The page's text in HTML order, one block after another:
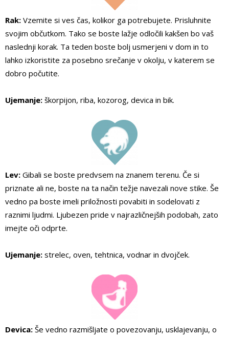
Rak: Vzemite si ves čas, kolikor ga potrebujete. Prisluhnite
svojim občutkom. Tako se boste lažje odločili kakšen bo vaš
naslednji korak. Ta teden boste bolj usmerjeni v dom in to
lahko izkoristite za posebno srečanje v okolju, v katerem se
dobro počutite.
Ujemanje: škorpijon, riba, kozorog, devica in bik.
Lev: Gibali se boste predvsem na znanem terenu. Če si
priznate ali ne, boste na ta način težje navezali nove stike. Še
vedno pa boste imeli priložnosti povabiti in sodelovati z
raznimi ljudmi. Ljubezen pride v najrazličnejših podobah, zato
imejte oči odprte.
Ujemanje: strelec, oven, tehtnica, vodnar in dvojček.
Devica: Še vedno razmišljate o povezovanju, usklajevanju, o